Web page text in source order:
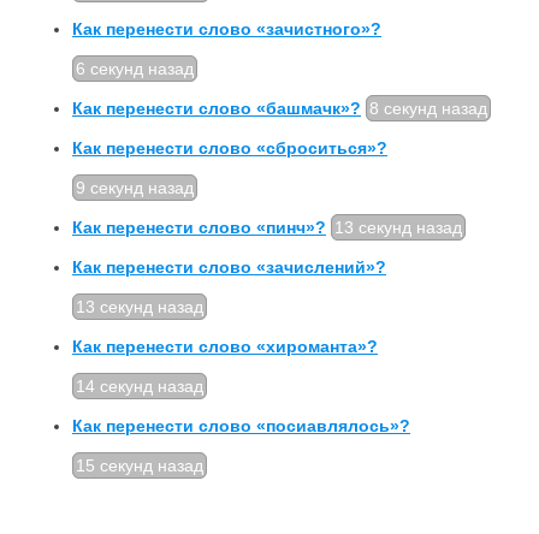
Как перенести слово «зачистного»?
6 секунд назад
Как перенести слово «башмачк»? 8 секунд назад
Как перенести слово «сброситься»?
9 секунд назад
Как перенести слово «пинч»? 13 секунд назад
Как перенести слово «зачислений»?
13 секунд назад
Как перенести слово «хироманта»?
14 секунд назад
Как перенести слово «посиавлялось»?
15 секунд назад